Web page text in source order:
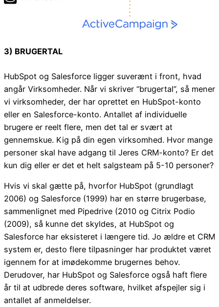
3) BRUGERTAL
HubSpot og Salesforce ligger suverænt i front, hvad
angår Virksomheder. Når vi skriver “brugertal”, så mener
vi virksomheder, der har oprettet en HubSpot-konto
eller en Salesforce-konto. Antallet af individuelle
brugere er reelt flere, men det tal er svært at
gennemskue. Kig på din egen virksomhed. Hvor mange
personer skal have adgang til Jeres CRM-konto? Er det
kun dig eller er det et helt salgsteam på 5-10 personer?
Hvis vi skal gætte på, hvorfor HubSpot (grundlagt
2006) og Salesforce (1999) har en større brugerbase,
sammenlignet med Pipedrive (2010 og Citrix Podio
(2009), så kunne det skyldes, at HubSpot og
Salesforce har eksisteret i længere tid. Jo ældre et CRM
system er, desto flere tilpasninger har produktet været
igennem for at imødekomme brugernes behov.
Derudover, har HubSpot og Salesforce også haft flere
år til at udbrede deres software, hvilket afspejler sig i
antallet af anmeldelser.